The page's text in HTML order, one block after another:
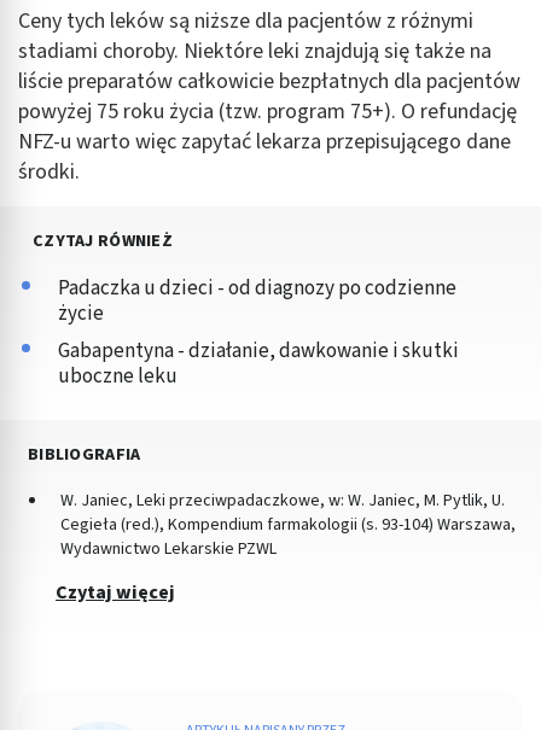
Ceny tych leków są niższe dla pacjentów z różnymi
stadiami choroby. Niektóre leki znajdują się także na
liście preparatów całkowicie bezpłatnych dla pacjentów
powyżej 75 roku życia (tzw. program 75+). O refundację
NFZ-u warto więc zapytać lekarza przepisującego dane
środki.
CZYTAJ RÓWNIEŻ
Padaczka u dzieci - od diagnozy po codzienne
życie
Gabapentyna - działanie, dawkowanie i skutki
uboczne leku
BIBLIOGRAFIA
W. Janiec, Leki przeciwpadaczkowe, w: W. Janiec, M. Pytlik, U.
Cegieła (red.), Kompendium farmakologii (s. 93-104) Warszawa,
Wydawnictwo Lekarskie PZWL
Czytaj więcej